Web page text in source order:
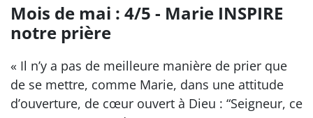
Mois de mai : 4/5 - Marie INSPIRE
notre prière
« Il n’y a pas de meilleure manière de prier que
de se mettre, comme Marie, dans une attitude
d’ouverture, de cœur ouvert à Dieu : “Seigneur, ce